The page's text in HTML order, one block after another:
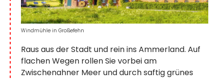
Raus aus der Stadt und rein ins Ammerland. Auf
flachen Wegen rollen Sie vorbei am
Zwischenahner Meer und durch saftig grünes
Windmühle in Großefehn